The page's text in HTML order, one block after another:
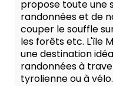
propose toute une
randonnées et de
couper le souffle
les forêts etc. L'île
une destination
randonnées à
tyrolienne ou à vélo.